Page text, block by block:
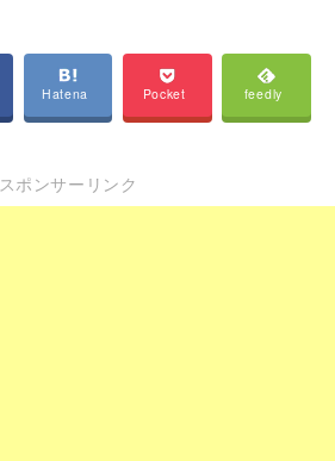
Hatena Pocket feedly
スポンサーリンク